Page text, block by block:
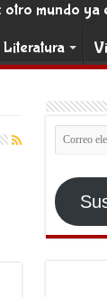
mundo ya
Literatura
Correo